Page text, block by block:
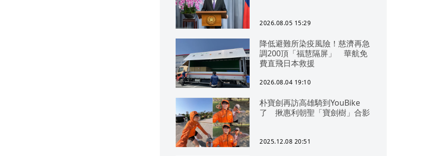
2026.08.05 15:29
降低避難所染疫風險！慈濟再急
調200頂「福慧隔屏」 華航免
費直飛日本救援
2026.08.04 19:10
朴寶劍再訪高雄騎到YouBike
了 揪惠利朝聖「寶劍樹」合影
2025.12.08 20:51